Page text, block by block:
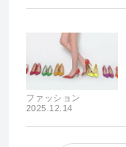
ファッション
2025.12.14